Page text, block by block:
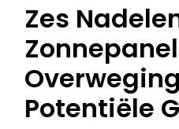
Zes
Potentiële